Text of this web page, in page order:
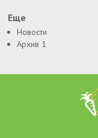
Еще
Новости
Архив 1